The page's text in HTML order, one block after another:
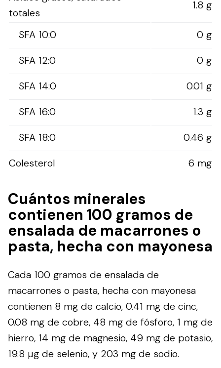
totales
1.8 g
SFA 10:0
0 g
SFA 12:0
0 g
SFA 14:0
0.01 g
SFA 16:0
1.3 g
SFA 18:0
0.46 g
Colesterol
6 mg
Cuántos minerales
contienen 100 gramos de
ensalada de macarrones o
pasta, hecha con mayonesa
Cada 100 gramos de ensalada de
macarrones o pasta, hecha con mayonesa
contienen 8 mg de calcio, 0.41 mg de cinc,
0.08 mg de cobre, 48 mg de fósforo, 1 mg de
hierro, 14 mg de magnesio, 49 mg de potasio,
19.8 µg de selenio, y 203 mg de sodio.